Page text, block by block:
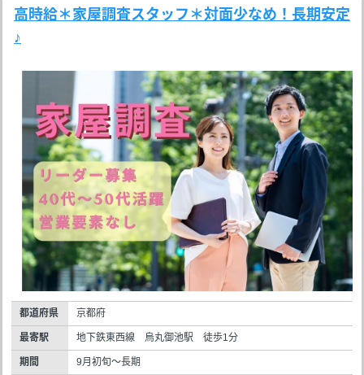
高時給＊家屋調査スタッフ＊対面少なめ！長期安定
♪
都道府県 京都府
最寄駅 地下鉄東西線 烏丸御池駅 徒歩1分
期間 9月初旬～長期